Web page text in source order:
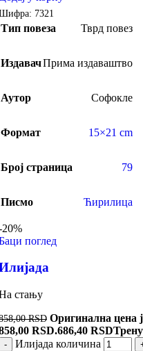
7321
Тип повеза Тврд повез
ИздавачПрима издаваштво
Аутор Софокле
Формат 15×21 cm
Број страница 79
Писмо Ћирилица
20%
поглед
стању
RSD Оригинална цена
RSD.686,40 RSD
- Илијада количина